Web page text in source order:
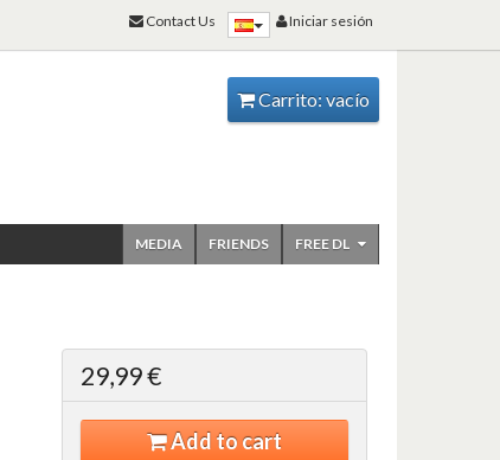
Carrito: vacío
FREE DL
FRIENDS
MEDIA
29,99 €
Add to cart
Iniciar sesión
Contact Us